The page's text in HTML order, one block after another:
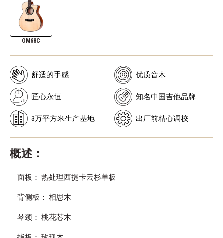
OM68C
舒适的手感 优质音木
匠心永恒 知名中国吉他品牌
3万平方米生产基地 出厂前精心调校
概述：
面板： 热处理西提卡云杉单板
背侧板： 相思木
琴颈： 桃花芯木